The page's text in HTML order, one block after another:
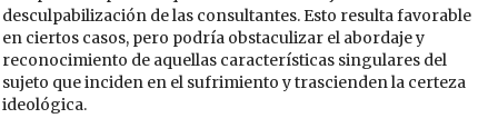
desculpabilización de las consultantes. Esto resulta favorable
en ciertos casos, pero podría obstaculizar el abordaje y
reconocimiento de aquellas características singulares del
sujeto que inciden en el sufrimiento y trascienden la certeza
ideológica.